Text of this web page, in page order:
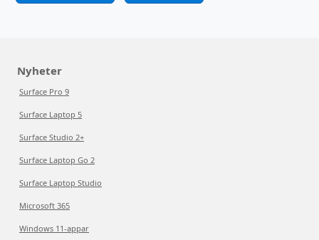
Nyheter
Surface Pro 9
Surface Laptop 5
Surface Studio 2+
Surface Laptop Go 2
Surface Laptop Studio
Microsoft 365
Windows 11-appar